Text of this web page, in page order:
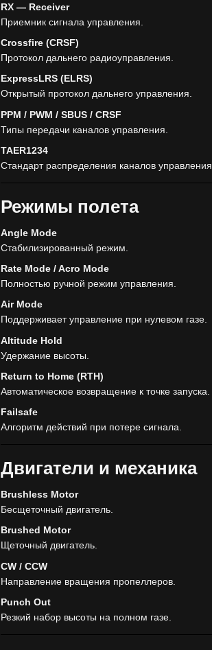
RX — Receiver
Приемник сигнала управления.
Crossfire (CRSF)
Протокол дальнего радиоуправления.
ExpressLRS (ELRS)
Открытый протокол дальнего управления.
PPM / PWM / SBUS / CRSF
Типы передачи каналов управления.
TAER1234
Стандарт распределения каналов управления.
Режимы полета
Angle Mode
Стабилизированный режим.
Rate Mode / Acro Mode
Полностью ручной режим управления.
Air Mode
Поддерживает управление при нулевом газе.
Altitude Hold
Удержание высоты.
Return to Home (RTH)
Автоматическое возвращение к точке запуска.
Failsafe
Алгоритм действий при потере сигнала.
Двигатели и механика
Brushless Motor
Бесщеточный двигатель.
Brushed Motor
Щеточный двигатель.
CW / CCW
Направление вращения пропеллеров.
Punch Out
Резкий набор высоты на полном газе.